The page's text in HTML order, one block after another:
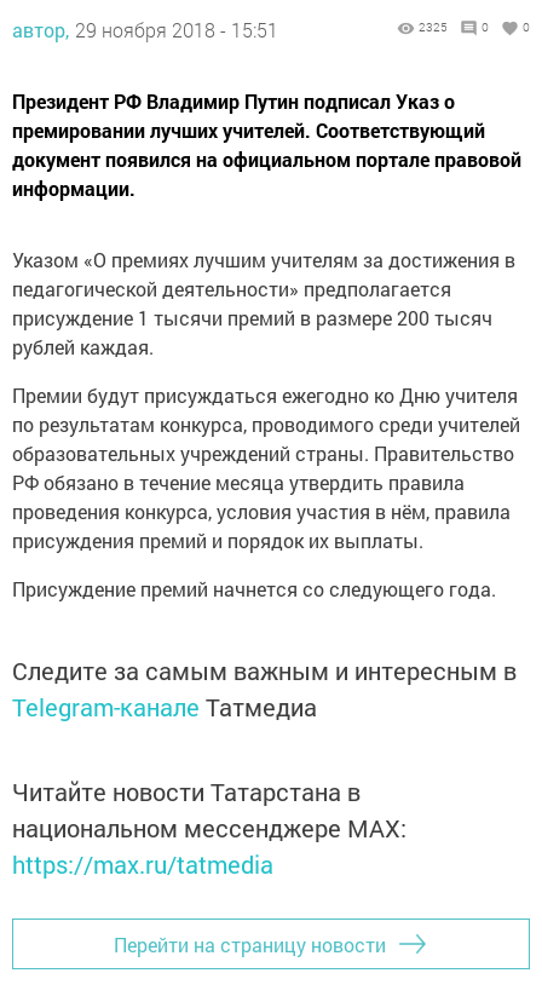
автор, 29 ноября 2018 - 15:51 2325 0 0
Президент РФ Владимир Путин подписал Указ о
премировании лучших учителей. Соответствующий
документ появился на официальном портале правовой
информации.
Указом «О премиях лучшим учителям за достижения в
педагогической деятельности» предполагается
присуждение 1 тысячи премий в размере 200 тысяч
рублей каждая.
Премии будут присуждаться ежегодно ко Дню учителя
по результатам конкурса, проводимого среди учителей
образовательных учреждений страны. Правительство
РФ обязано в течение месяца утвердить правила
проведения конкурса, условия участия в нём, правила
присуждения премий и порядок их выплаты.
Присуждение премий начнется со следующего года.
Следите за самым важным и интересным в
Telegram-канале Татмедиа
Читайте новости Татарстана в
национальном мессенджере MАХ:
https://max.ru/tatmedia
Перейти на страницу новости